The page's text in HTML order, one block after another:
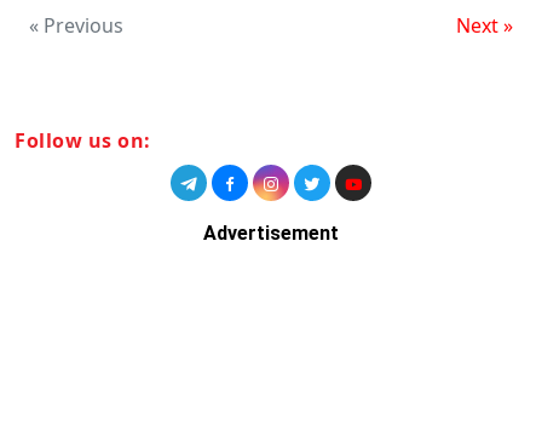
« Previous Next »
Follow us on:
Advertisement